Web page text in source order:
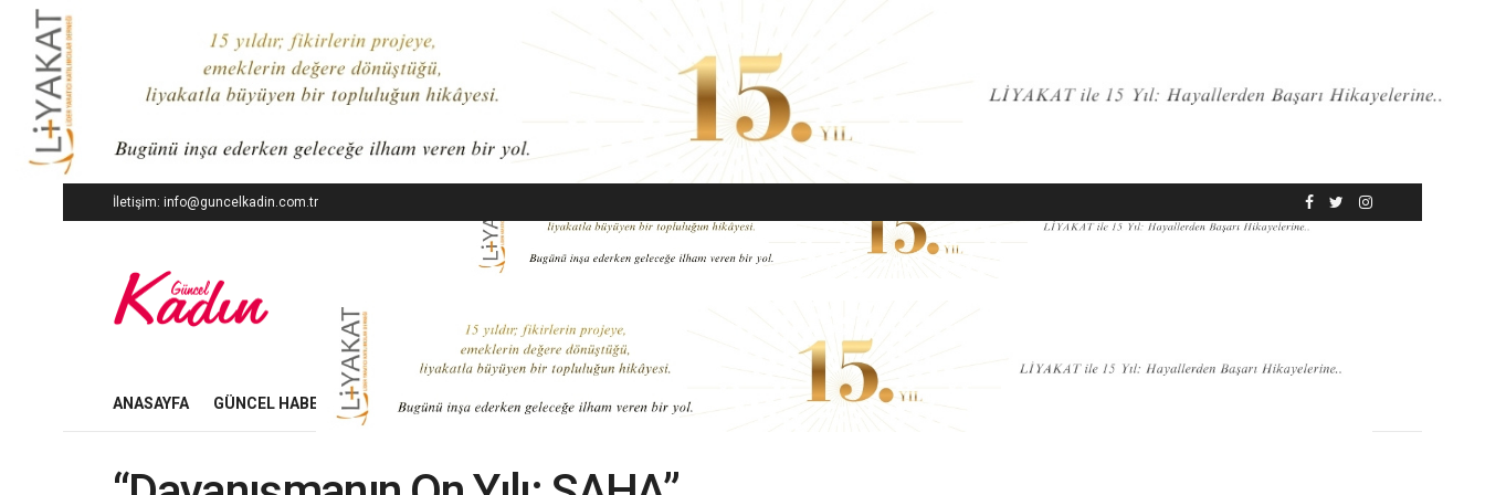
İletişim: info@guncelkadin.com.tr
ANASAYFA GÜNCEL HABERLER İŞ DÜNYASI EKONOMI MODA GÜZELLIK YAŞAM SANAT